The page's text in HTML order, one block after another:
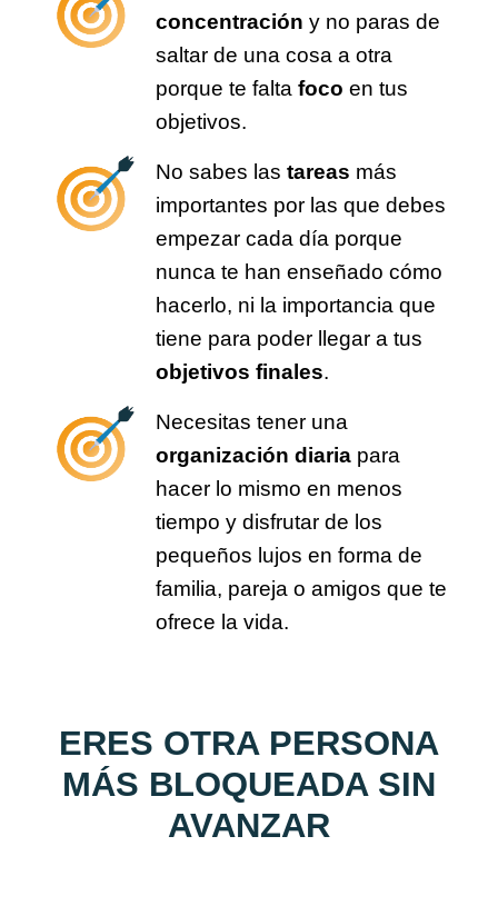
concentración y no paras de
saltar de una cosa a otra
porque te falta foco en tus
objetivos.
No sabes las tareas más
importantes por las que debes
empezar cada día porque
nunca te han enseñado cómo
hacerlo, ni la importancia que
tiene para poder llegar a tus
objetivos finales.
Necesitas tener una
organización diariapara
hacer lo mismo en menos
tiempo y disfrutar de los
pequeños lujos en forma de
familia, pareja o amigos que te
ofrece la vida.
ERES OTRA PERSONA
MÁS BLOQUEADA SIN
AVANZAR